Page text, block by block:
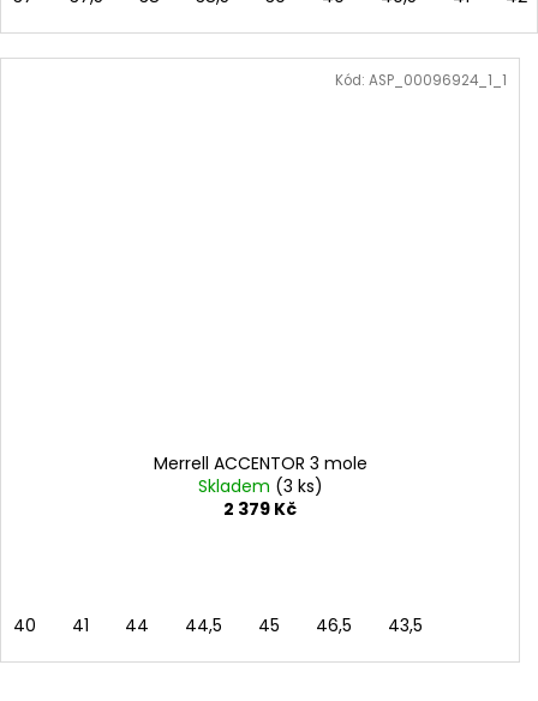
Merrell ACCENTOR 3 mole
Skladem (3 ks)
2 379 Kč
40 41 44 44,5 45 46,5 43,5
Kód: ASP_00096924_1_1